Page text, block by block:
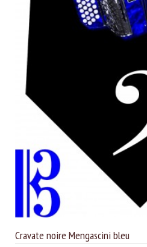
Cravate noire Mengascini bleu